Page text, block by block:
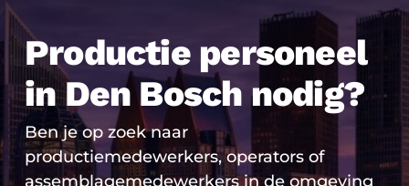
Productie personeel
in Den Bosch nodig?
Ben je op zoek naar
productiemedewerkers, operators of
assemblagemedewerkers in de omgeving